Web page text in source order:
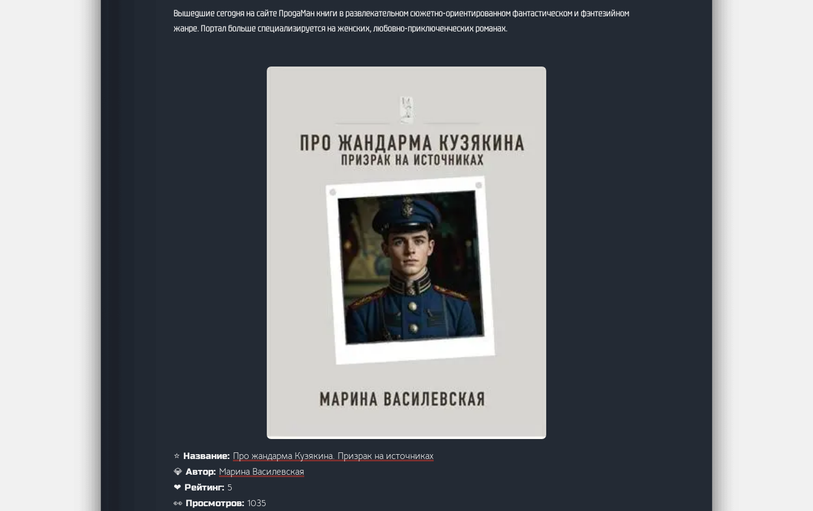
Вышедшие сегодня на сайте ПродаМан книги в развлекательном сюжетно-ориентированном фантастическом и фэнтезийном
жанре. Портал больше специализируется на женских, любовно-приключенческих романах.
⭐ Название: Про жандарма Кузякина. Призрак на источниках
💎 Автор: Марина Василевская
❤ Рейтинг: 5
👀 Просмотров: 1035